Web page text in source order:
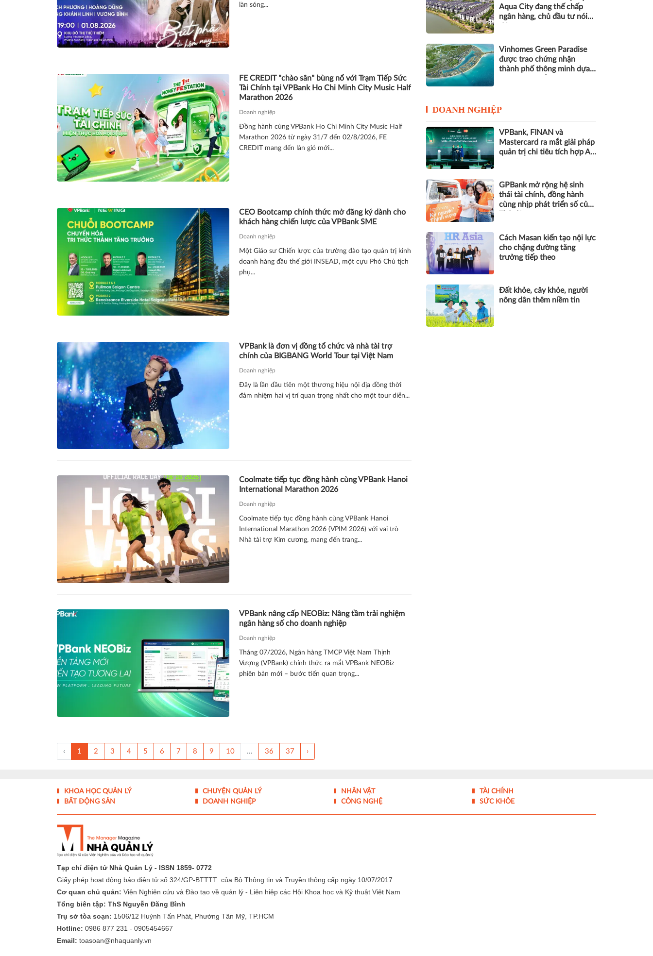
làn sóng...
FE CREDIT "chào sân" bùng nổ với Trạm Tiếp Sức
Tài Chính tại VPBank Ho Chi Minh City Music Half
Marathon 2026
Doanh nghiệp
Đồng hành cùng VPBank Ho Chi Minh City Music Half
Marathon 2026 từ ngày 31/7 đến 02/8/2026, FE
CREDIT mang đến làn gió mới...
CEO Bootcamp chính thức mở đăng ký dành cho
khách hàng chiến lược của VPBank SME
Doanh nghiệp
Một Giáo sư Chiến lược của trường đào tạo quản trị kinh
doanh hàng đầu thế giới INSEAD, một cựu Phó Chủ tịch
phụ...
VPBank là đơn vị đồng tổ chức và nhà tài trợ
chính của BIGBANG World Tour tại Việt Nam
Doanh nghiệp
Đây là lần đầu tiên một thương hiệu nội địa đồng thời
đảm nhiệm hai vị trí quan trọng nhất cho một tour diễn...
Coolmate tiếp tục đồng hành cùng VPBank Hanoi
International Marathon 2026
Doanh nghiệp
Coolmate tiếp tục đồng hành cùng VPBank Hanoi
International Marathon 2026 (VPIM 2026) với vai trò
Nhà tài trợ Kim cương, mang đến trang...
VPBank nâng cấp NEOBiz: Nâng tầm trải nghiệm
ngân hàng số cho doanh nghiệp
Doanh nghiệp
Tháng 07/2026, Ngân hàng TMCP Việt Nam Thịnh
Vượng (VPBank) chính thức ra mắt VPBank NEOBiz
phiên bản mới – bước tiến quan trọng...
‹ 1 2 3 4 5 6 7 8 9 10 ... 36 37 ›
Aqua City đang thế chấp
ngân hàng, chủ đầu tư nói
Vinhomes Green Paradise
được trao chứng nhận
thành phố thông minh dựa
DOANH NGHIỆP
VPBank, FINAN và
Mastercard ra mắt giải pháp
quản trị chi tiêu tích hợp AI
GPBank mở rộng hệ sinh
thái tài chính, đồng hành
cùng nhịp phát triển số của
Cách Masan kiến tạo nội lực
cho chặng đường tăng
trưởng tiếp theo
Đất khỏe, cây khỏe, người
nông dân thêm niềm tin
KHOA HỌC QUẢN LÝ CHUYỆN QUẢN LÝ NHÂN VẬT
TÀI CHÍNH
BẤT ĐỘNG SẢN
DOANH NGHIỆP CÔNG NGHỆ SỨC KHỎE
Tạp chí điện tử Nhà Quản Lý - ISSN 1859- 0772
Giấy phép hoạt động báo điện tử số 324/GP-BTTTT của Bộ Thông tin và Truyền thông cấp ngày 10/07/2017
Cơ quan chủ quản: Viện Nghiên cứu và Đào tạo về quản lý - Liên hiệp các Hội Khoa học và Kỹ thuật Việt Nam
Tổng biên tập: ThS Nguyễn Đăng Bình
Trụ sở tòa soạn: 1506/12 Huỳnh Tấn Phát, Phường Tân Mỹ, TP.HCM
Hotline: 0986 877 231 - 0905454667
Email: toasoan@nhaquanly.vn